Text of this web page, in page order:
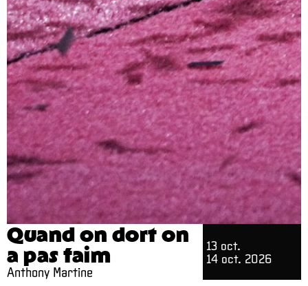
Quand on dort on
a pas faim
Anthony Martine
13 oct.
14 oct. 2026